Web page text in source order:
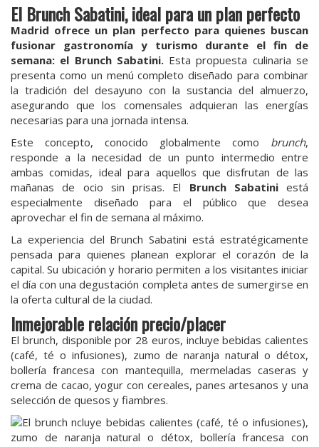
El Brunch Sabatini, ideal para un plan perfecto
Madrid ofrece un plan perfecto para quienes buscan
fusionar gastronomía y turismo durante el fin de
semana: el Brunch Sabatini.Esta propuesta culinaria se
presenta como un menú completo diseñado para combinar
la tradición del desayuno con la sustancia del almuerzo,
asegurando que los comensales adquieran las energías
necesarias para una jornada intensa.
Este concepto, conocido globalmente como brunch,
responde a la necesidad de un punto intermedio entre
ambas comidas, ideal para aquellos que disfrutan de las
mañanas de ocio sin prisas. El Brunch Sabatiniestá
especialmente diseñado para el público que desea
aprovechar el fin de semana al máximo.
La experiencia del Brunch Sabatini está estratégicamente
pensada para quienes planean explorar el corazón de la
capital. Su ubicación y horario permiten a los visitantes iniciar
el día con una degustación completa antes de sumergirse en
la oferta cultural de la ciudad.
Inmejorable relación precio/placer
El brunch, disponible por 28 euros, incluye bebidas calientes
(café, té o infusiones), zumo de naranja natural o détox,
bollería francesa con mantequilla, mermeladas caseras y
crema de cacao, yogur con cereales, panes artesanos y una
selección de quesos y fiambres.